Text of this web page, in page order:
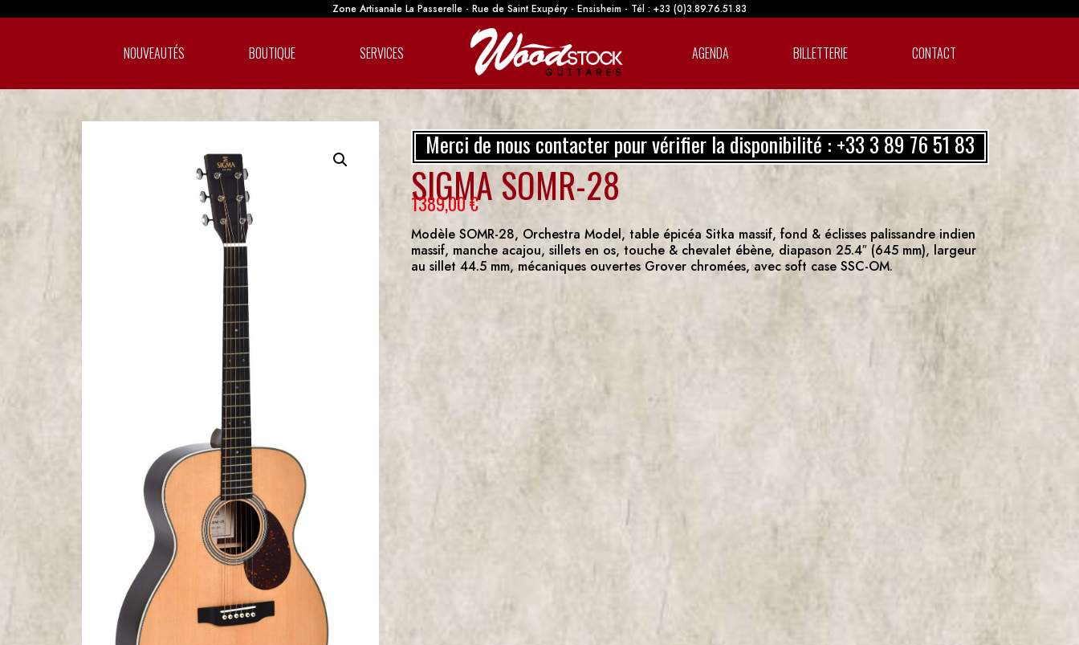
Zone Artisanale La Passerelle - Rue de Saint Exupéry - Ensisheim - Tél : +33 (0)3.89.76.51.83
NOUVEAUTÉS BOUTIQUE SERVICES AGENDA BILLETTERIE CONTACT
Merci de nous contacter pour vérifier la disponibilité : +33 3 89 76 51 83
SIGMA SOMR-28
1389,00€
Modèle SOMR-28, Orchestra Model, table épicéa Sitka massif, fond & éclisses palissandre indien
massif, manche acajou, sillets en os, touche & chevalet ébène, diapason 25.4″ (645 mm), largeur
au sillet 44.5 mm, mécaniques ouvertes Grover chromées, avec soft case SSC-OM.